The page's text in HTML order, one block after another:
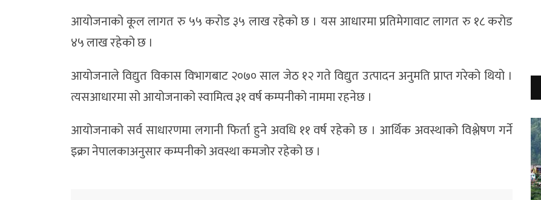
आयोजनाको कूल लागत रु ५५ करोड ३५ लाख रहेको छ । यस आधारमा प्रतिमेगावाट लागत रु १८ करोड
४५ लाख रहेको छ ।
आयोजनाले विद्युत विकास विभागबाट २०७० साल जेठ १२ गते विद्युत उत्पादन अनुमति प्राप्त गरेको थियो ।
त्यसआधारमा सो आयोजनाको स्वामित्व ३१ वर्ष कम्पनीको नाममा रहनेछ ।
आयोजनाको सर्व साधारणमा लगानी फिर्ता हुने अवधि ११ वर्ष रहेको छ । आर्थिक अवस्थाको विश्लेषण गर्ने
इक्रा नेपालकाअनुसार कम्पनीको अवस्था कमजोर रहेको छ ।